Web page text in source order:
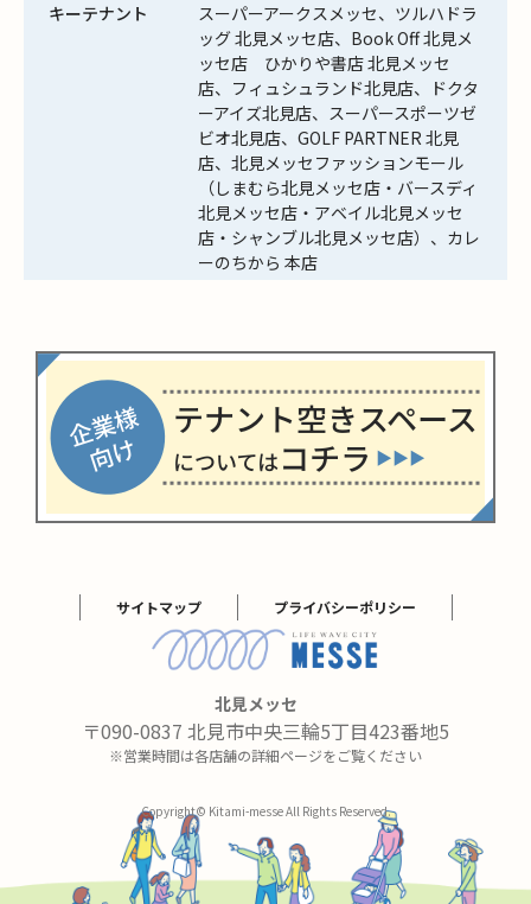
キーテナント
スーパーアークスメッセ、ツルハドラ
ッグ 北見メッセ店、Book Off 北見メ
ッセ店 ひかりや書店 北見メッセ
店、フィュシュランド北見店、ドクタ
ーアイズ北見店、スーパースポーツゼ
ビオ北見店、GOLF PARTNER 北見
店、北見メッセファッションモール
（しまむら北見メッセ店・バースディ
北見メッセ店・アベイル北見メッセ
店・シャンブル北見メッセ店）、カレ
ーのちから 本店
サイトマップ プライバシーポリシー
北見メッセ
〒090-0837 北見市中央三輪5丁目423番地5
※営業時間は各店舗の詳細ページをご覧ください
Copyright© Kitami-messe All Rights Reserved.